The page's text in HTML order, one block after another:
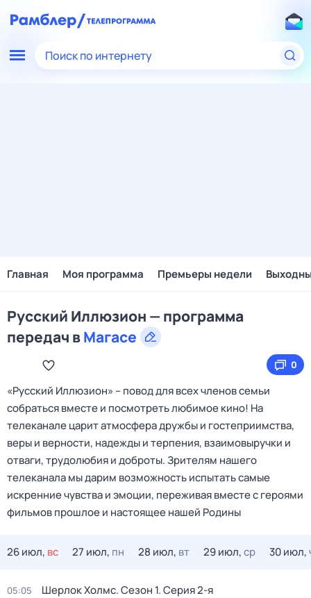
Поиск по интернету
Главная Моя программа Премьеры недели
Русский Иллюзион — программа
передач вМагасе
0
«Русский Иллюзион» – повод для всех членов семьи
собраться вместе и посмотреть любимое кино! На
телеканале царит атмосфера дружбы и гостеприимства,
веры и верности, надежды и терпения, взаимовыручки и
отваги, трудолюбия и доброты. Зрителям нашего
телеканала мы дарим возможность испытать самые
искренние чувства и эмоции, переживая вместе с героями
фильмов прошлое и настоящее нашей Родины
26 июл, вс 27 июл, пн 28 июл, вт 29 июл,ср 30 июл,
05:05 Шерлок Холмс. Сезон 1. Серия 2-я